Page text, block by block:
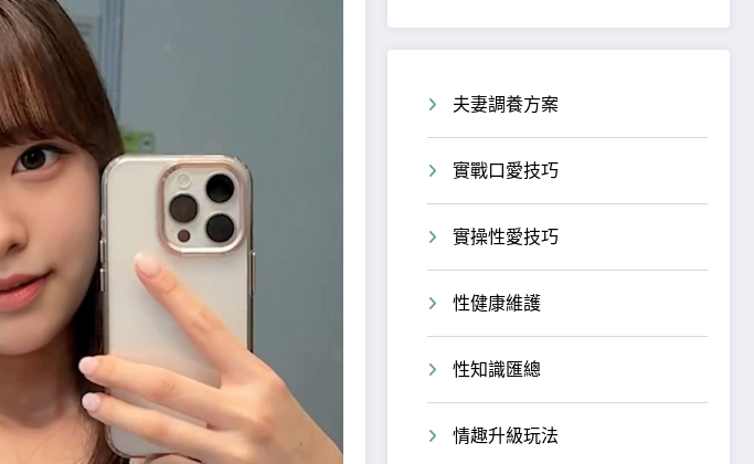
夫妻調養方案
實戰口愛技巧
實操性愛技巧
性健康維護
性知識匯總
情趣升級玩法